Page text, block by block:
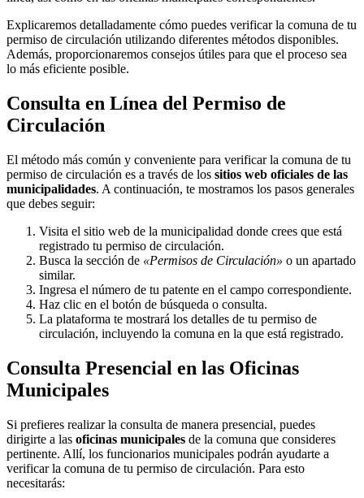
Explicaremos detalladamente cómo puedes verificar la comuna de tu
permiso de circulación utilizando diferentes métodos disponibles.
Además, proporcionaremos consejos útiles para que el proceso sea
lo más eficiente posible.
Consulta en Línea del Permiso de
Circulación
El método más común y conveniente para verificar la comuna de tu
permiso de circulación es a través de los sitios web oficiales de las
municipalidades. A continuación, te mostramos los pasos generales
que debes seguir:
Visita el sitio web de la municipalidad donde crees que está
registrado tu permiso de circulación.
Busca la sección de «Permisos de Circulación» o un apartado
similar.
Ingresa el número de tu patente en el campo correspondiente.
Haz clic en el botón de búsqueda o consulta.
La plataforma te mostrará los detalles de tu permiso de
circulación, incluyendo la comuna en la que está registrado.
Consulta Presencial en las Oficinas
Municipales
Si prefieres realizar la consulta de manera presencial, puedes
dirigirte a las oficinas municipales de la comuna que consideres
pertinente. Allí, los funcionarios municipales podrán ayudarte a
verificar la comuna de tu permiso de circulación. Para esto
necesitarás: